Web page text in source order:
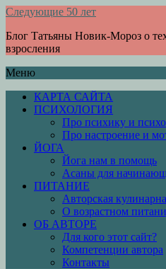
Следующие 50 лет
Блог Татьяны Новик-Мороз о
взросления
Меню
КАРТА САЙТА
ПСИХОЛОГИЯ
Про психику и
Про настроение и
ЙОГА
Йога нам в помощь
Асаны для
ПИТАНИЕ
Авторская
О возрастном
ОБ АВТОРЕ
Для кого этот сайт?
Компетенции автора
Контакты